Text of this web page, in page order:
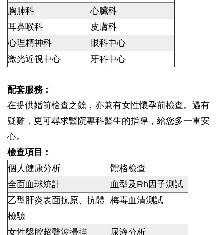
胸肺科
心臟科
耳鼻喉科
皮膚科
心理精神科
眼科中心
激光近視中心
牙科中心
配套服務：
在提供婚前檢查之餘，亦兼有女性懷孕前檢查。遇有
疑難，更可尋求醫院專科醫生的指導，給您多一重安
心。
檢查項目：
個人健康分析
體格檢查
全面血球統計
血型及Rh因子測試
乙型肝炎表面抗原、抗體
檢驗
梅毒血清測試
女性盤腔超聲波掃描
尿液分析